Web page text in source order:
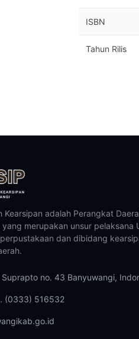
ISBN
Tahun Rilis
Kearsipan adalah Perangkat
merupakan unsur pelaksana
dan dibidang
no. 43 Banyuwangi,
(0333) 516532